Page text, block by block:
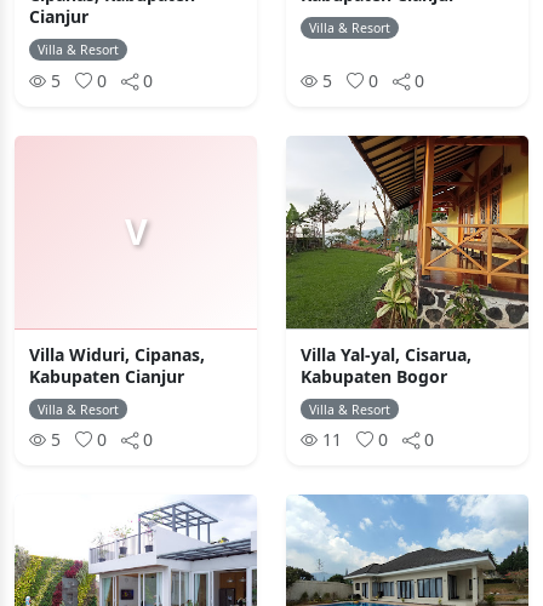
Cianjur
Villa & Resort
5 0 0
Villa & Resort
5 0 0
V
Villa Widuri, Cipanas,
Kabupaten Cianjur
Villa & Resort
5 0 0
Villa Yal-yal, Cisarua,
Kabupaten Bogor
Villa & Resort
11 0 0